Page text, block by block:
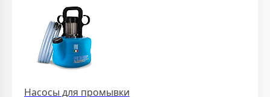
Насосы для промывки